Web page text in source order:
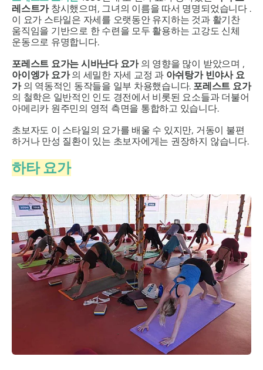
레스트가창시했으며, 그녀의 이름을 따서 명명되었습니다 .
이 요가 스타일은 자세를 오랫동안 유지하는 것과 활기찬
움직임을 기반으로 한 수련을 모두 활용하는 고강도 신체
운동으로 유명합니다.
포레스트 요가는 시바난다 요가의 영향을 많이 받았으며 ,
아이엥가 요가의 세밀한 자세 교정 과 아쉬탕가 빈야사 요
가의 역동적인 동작들을 일부 차용했습니다. 포레스트 요가
의 철학은 일반적인 인도 경전에서 비롯된 요소들과 더불어
아메리카 원주민의 영적 측면을 통합하고 있습니다.
초보자도 이 스타일의 요가를 배울 수 있지만, 거동이 불편
하거나 만성 질환이 있는 초보자에게는 권장하지 않습니다.
하타 요가